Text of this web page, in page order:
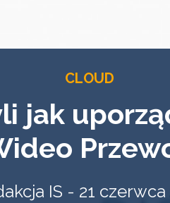
CLOUD
jak
IS - 21 czerwca